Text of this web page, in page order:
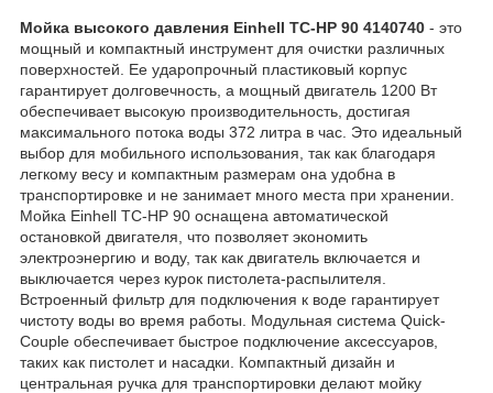
Мойка высокого давления Einhell TC-HP 90 4140740 - это
мощный и компактный инструмент для очистки различных
поверхностей. Ее ударопрочный пластиковый корпус
гарантирует долговечность, а мощный двигатель 1200 Вт
обеспечивает высокую производительность, достигая
максимального потока воды 372 литра в час. Это идеальный
выбор для мобильного использования, так как благодаря
легкому весу и компактным размерам она удобна в
транспортировке и не занимает много места при хранении.
Мойка Einhell TC-HP 90 оснащена автоматической
остановкой двигателя, что позволяет экономить
электроэнергию и воду, так как двигатель включается и
выключается через курок пистолета-распылителя.
Встроенный фильтр для подключения к воде гарантирует
чистоту воды во время работы. Модульная система Quick-
Couple обеспечивает быстрое подключение аксессуаров,
таких как пистолет и насадки. Компактный дизайн и
центральная ручка для транспортировки делают мойку